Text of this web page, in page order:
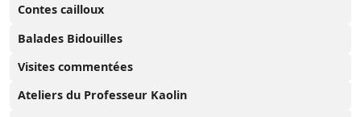
Contes cailloux
Balades Bidouilles
Visites commentées
Ateliers du Professeur Kaolin